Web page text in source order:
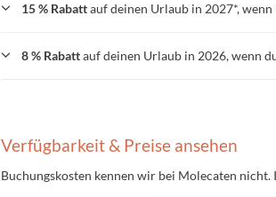
15 % Rabattauf deinen Urlaub in 2027*, wenn
8 % Rabattauf deinen Urlaub in 2026, wenn
Verfügbarkeit & Preise ansehen
Buchungskosten kennen wir bei Molecaten